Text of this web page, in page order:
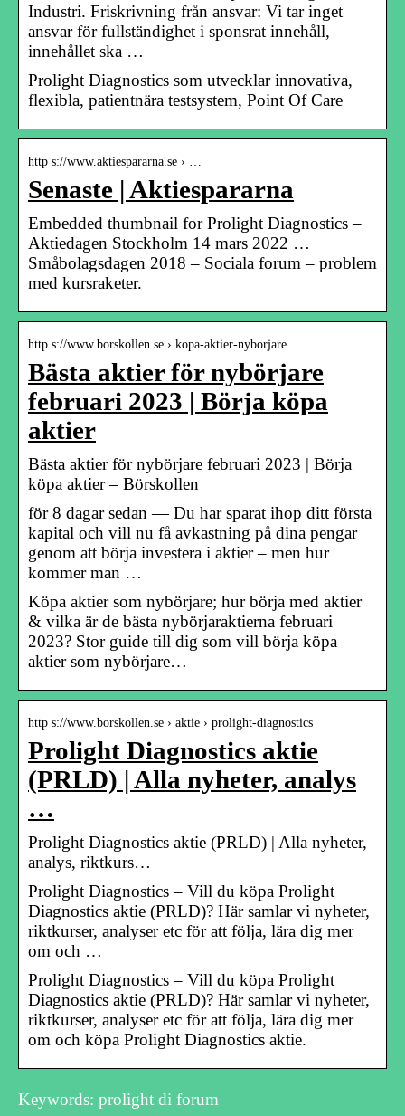
Industri. Friskrivning från ansvar: Vi tar inget
ansvar för fullständighet i sponsrat innehåll,
innehållet ska …
Prolight Diagnostics som utvecklar innovativa,
flexibla, patientnära testsystem, Point Of Care
http s://www.aktiespararna.se › …
Senaste | Aktiespararna
Embedded thumbnail for Prolight Diagnostics –
Aktiedagen Stockholm 14 mars 2022 …
Småbolagsdagen 2018 – Sociala forum – problem
med kursraketer.
http s://www.borskollen.se › kopa-aktier-nyborjare
Bästa aktier för nybörjare
februari 2023 | Börja köpa
aktier
Bästa aktier för nybörjare februari 2023 | Börja
köpa aktier – Börskollen
för 8 dagar sedan — Du har sparat ihop ditt första
kapital och vill nu få avkastning på dina pengar
genom att börja investera i aktier – men hur
kommer man …
Köpa aktier som nybörjare; hur börja med aktier
& vilka är de bästa nybörjaraktierna februari
2023? Stor guide till dig som vill börja köpa
aktier som nybörjare…
http s://www.borskollen.se › aktie › prolight-diagnostics
Prolight Diagnostics aktie
(PRLD) | Alla nyheter, analys
…
Prolight Diagnostics aktie (PRLD) | Alla nyheter,
analys, riktkurs…
Prolight Diagnostics – Vill du köpa Prolight
Diagnostics aktie (PRLD)? Här samlar vi nyheter,
riktkurser, analyser etc för att följa, lära dig mer
om och …
Prolight Diagnostics – Vill du köpa Prolight
Diagnostics aktie (PRLD)? Här samlar vi nyheter,
riktkurser, analyser etc för att följa, lära dig mer
om och köpa Prolight Diagnostics aktie.
Keywords: prolight di forum